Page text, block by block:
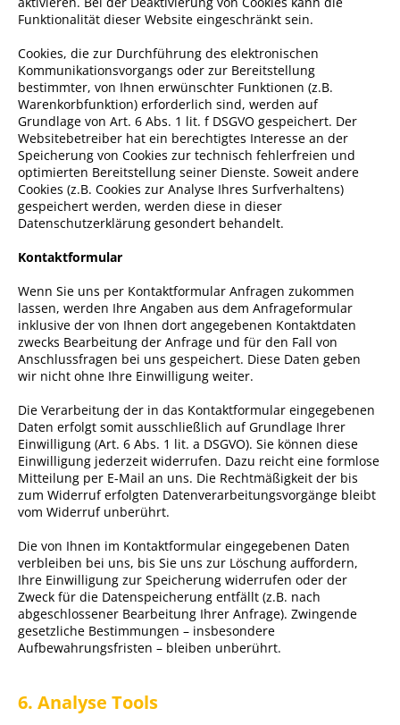
Funktionalität dieser Website eingeschränkt sein.
Cookies, die zur Durchführung des elektronischen
Kommunikationsvorgangs oder zur Bereitstellung
bestimmter, von Ihnen erwünschter Funktionen (z.B.
Warenkorbfunktion) erforderlich sind, werden auf
Grundlage von Art. 6 Abs. 1 lit. f DSGVO gespeichert. Der
Websitebetreiber hat ein berechtigtes Interesse an der
Speicherung von Cookies zur technisch fehlerfreien und
optimierten Bereitstellung seiner Dienste. Soweit andere
Cookies (z.B. Cookies zur Analyse Ihres Surfverhaltens)
gespeichert werden, werden diese in dieser
Datenschutzerklärung gesondert behandelt.
Kontaktformular
Wenn Sie uns per Kontaktformular Anfragen zukommen
lassen, werden Ihre Angaben aus dem Anfrageformular
inklusive der von Ihnen dort angegebenen Kontaktdaten
zwecks Bearbeitung der Anfrage und für den Fall von
Anschlussfragen bei uns gespeichert. Diese Daten geben
wir nicht ohne Ihre Einwilligung weiter.
Die Verarbeitung der in das Kontaktformular eingegebenen
Daten erfolgt somit ausschließlich auf Grundlage Ihrer
Einwilligung (Art. 6 Abs. 1 lit. a DSGVO). Sie können diese
Einwilligung jederzeit widerrufen. Dazu reicht eine formlose
Mitteilung per E-Mail an uns. Die Rechtmäßigkeit der bis
zum Widerruf erfolgten Datenverarbeitungsvorgänge bleibt
vom Widerruf unberührt.
Die von Ihnen im Kontaktformular eingegebenen Daten
verbleiben bei uns, bis Sie uns zur Löschung auffordern,
Ihre Einwilligung zur Speicherung widerrufen oder der
Zweck für die Datenspeicherung entfällt (z.B. nach
abgeschlossener Bearbeitung Ihrer Anfrage). Zwingende
gesetzliche Bestimmungen – insbesondere
Aufbewahrungsfristen – bleiben unberührt.
6. Analyse Tools